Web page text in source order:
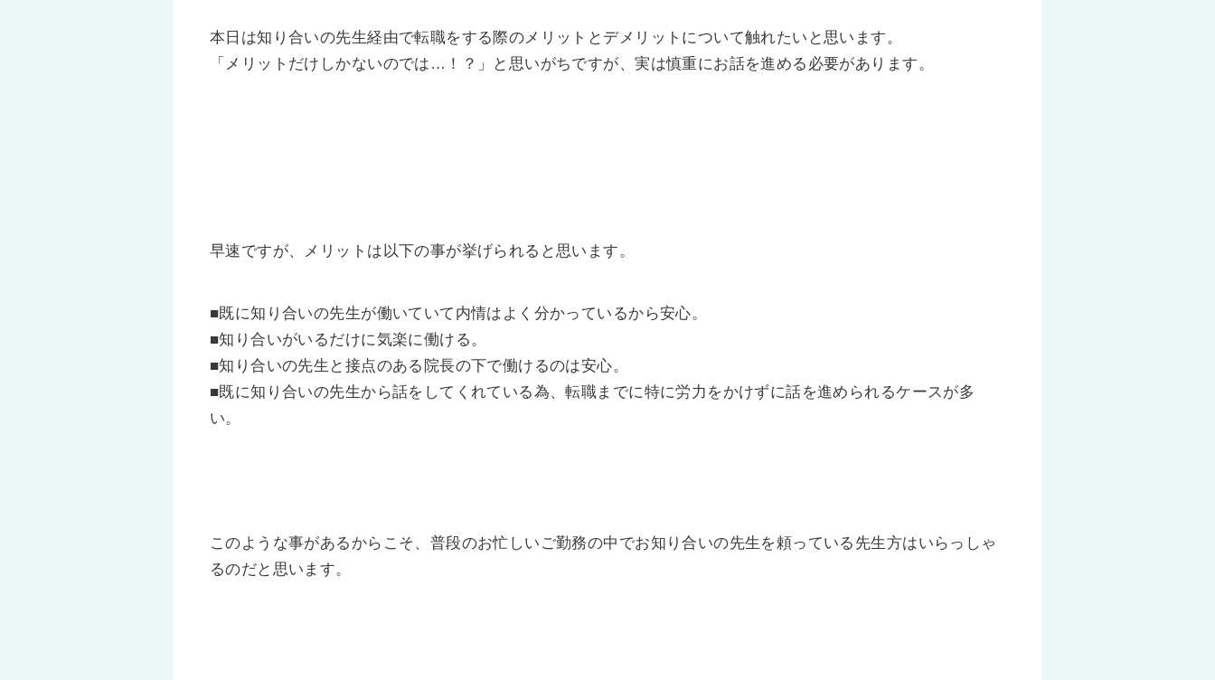
本日は知り合いの先生経由で転職をする際のメリットとデメリットについて触れたいと思います。
「メリットだけしかないのでは…！？」と思いがちですが、実は慎重にお話を進める必要があります。
早速ですが、メリットは以下の事が挙げられると思います。
■既に知り合いの先生が働いていて内情はよく分かっているから安心。
■知り合いがいるだけに気楽に働ける。
■知り合いの先生と接点のある院長の下で働けるのは安心。
■既に知り合いの先生から話をしてくれている為、転職までに特に労力をかけずに話を進められるケースが多
い。
このような事があるからこそ、普段のお忙しいご勤務の中でお知り合いの先生を頼っている先生方はいらっしゃ
るのだと思います。